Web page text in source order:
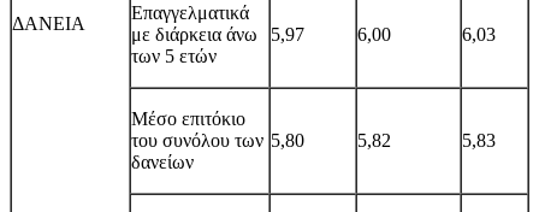
ΔΑΝΕΙΑ
Επαγγελματικά
με διάρκεια άνω
των 5 ετών
5,97 6,00 6,03
Μέσο επιτόκιο
του συνόλου των
δανείων
5,80 5,82 5,83